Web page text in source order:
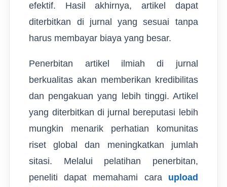
efektif. Hasil akhirnya, artikel dapat
diterbitkan di jurnal yang sesuai tanpa
harus membayar biaya yang besar.
Penerbitan artikel ilmiah di jurnal
berkualitas akan memberikan kredibilitas
dan pengakuan yang lebih tinggi. Artikel
yang diterbitkan di jurnal bereputasi lebih
mungkin menarik perhatian komunitas
riset global dan meningkatkan jumlah
sitasi. Melalui pelatihan penerbitan,
peneliti dapat memahami cara upload